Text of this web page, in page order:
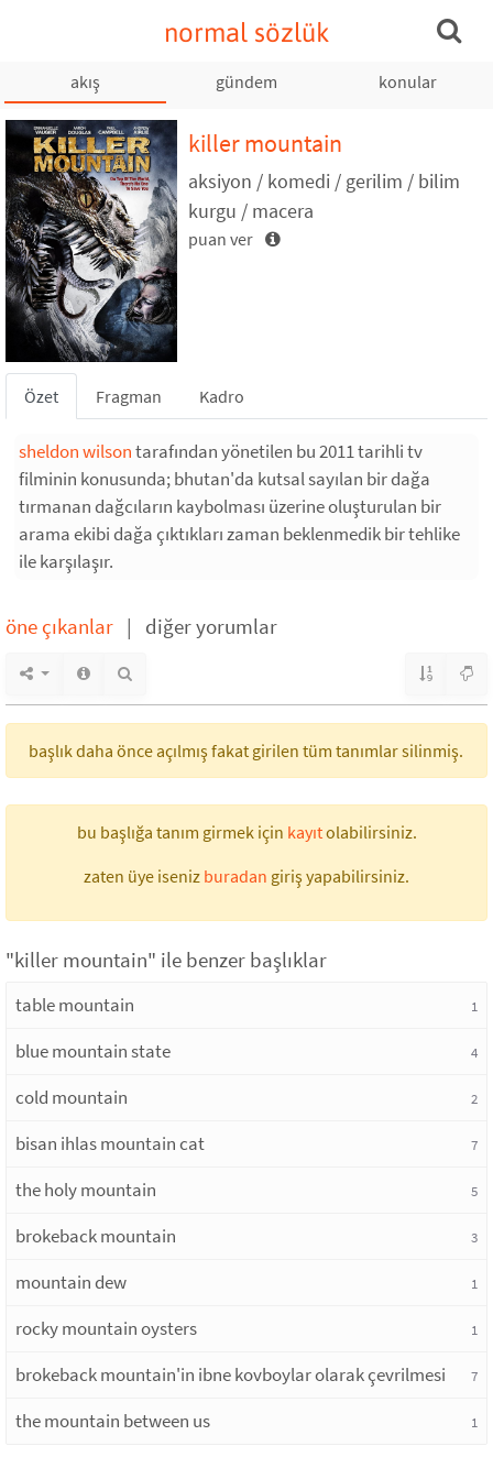
normal sözlük
akış gündem konular
killer mountain
aksiyon / komedi / gerilim / bilim
kurgu / macera
puan ver
Özet Fragman Kadro
sheldon wilsontarafından yönetilen bu 2011 tarihli tv
filminin konusunda; bhutan'da kutsal sayılan bir dağa
tırmanan dağcıların kaybolması üzerine oluşturulan bir
arama ekibi dağa çıktıkları zaman beklenmedik bir tehlike
ile karşılaşır.
öne çıkanlar | diğer yorumlar
başlık daha önce açılmış fakat girilen tüm tanımlar silinmiş.
bu başlığa tanım girmek için kayıtolabilirsiniz.
zaten üye iseniz buradan giriş yapabilirsiniz.
"killer mountain" ile benzer başlıklar
table mountain 1
blue mountain state 4
cold mountain 2
bisan ihlas mountain cat 7
the holy mountain 5
brokeback mountain 3
mountain dew 1
rocky mountain oysters 1
brokeback mountain'in ibne kovboylar olarak çevrilmesi 7
the mountain between us 1